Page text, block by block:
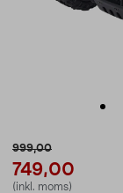
999,00
749,00
(inkl. moms)